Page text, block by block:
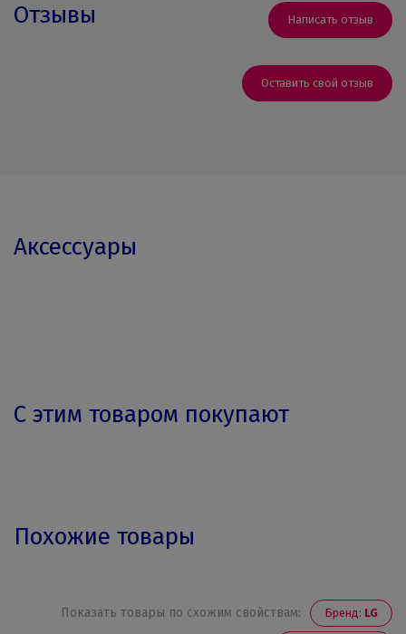
Отзывы Написать отзыв
Оставить свой отзыв
Аксессуары
С этим товаром покупают
Похожие товары
Показать товары по схожим свойствам: Бренд: LG